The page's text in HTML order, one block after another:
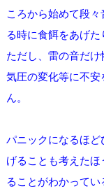
ころから始めて段
る時に食餌をあげた
ただし、雷の音だ
気圧の変化等に不
ん。
パニックになるほ
げることも考えた
ることがわかって